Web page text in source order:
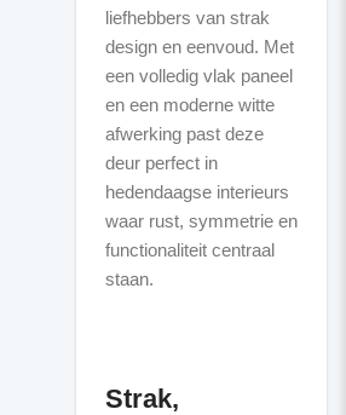
liefhebbers van strak
design en eenvoud. Met
een volledig vlak paneel
en een moderne witte
afwerking past deze
deur perfect in
hedendaagse interieurs
waar rust, symmetrie en
functionaliteit centraal
staan.
Strak,